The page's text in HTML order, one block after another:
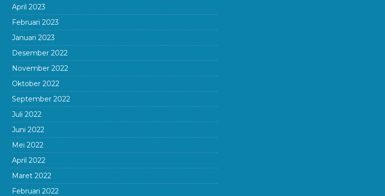
April 2023
Februari 2023
Januari 2023
Desember 2022
November 2022
Oktober 2022
September 2022
Juli 2022
Juni 2022
Mei 2022
April 2022
Maret 2022
Februari 2022